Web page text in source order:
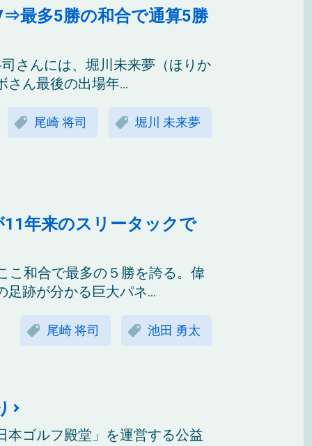
最多5勝の和合で通算5勝
さんには、堀川未来夢（ほりか
ん最後の出場年...
尾崎 将司 堀川 未来夢
11年来のスリータックで
こ和合で最多の５勝を誇る。偉
跡が分かる巨大パネ...
尾崎 将司 池田 勇太
本ゴルフ殿堂」を運営する公益